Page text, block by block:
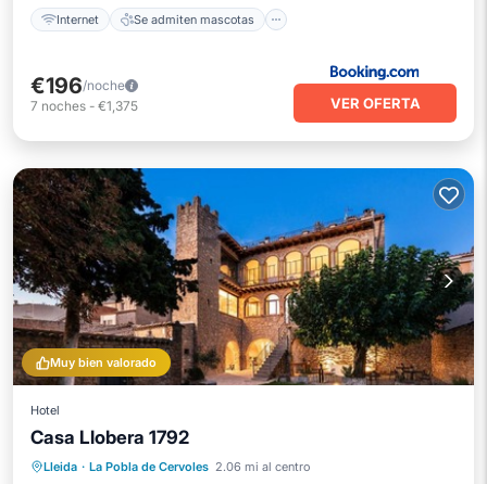
Internet Se admiten mascotas
€196/noche
7 noches - €1,375 VER OFERTA
Muy bien valorado
Hotel
Casa Llobera 1792
Lleida · La Pobla de Cervoles 2.06 mi al centro
Frente al mar Aparcamiento